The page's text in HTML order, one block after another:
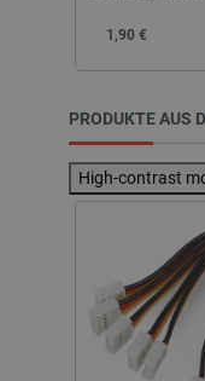
Cena
1,90 €
PRODUKTE AUS
High-contrast